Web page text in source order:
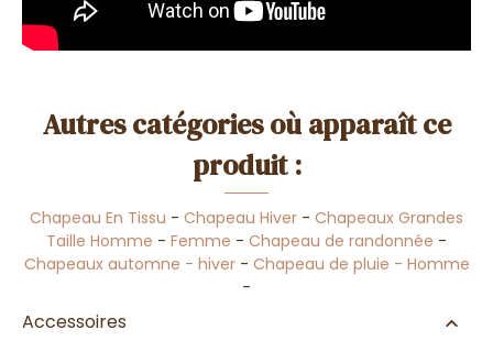
Autres catégories où apparaît ce
produit :
Chapeau En Tissu - Chapeau Hiver - Chapeaux Grandes
Taille Homme - Femme - Chapeau de randonnée -
Chapeaux automne - hiver- Chapeau de pluie - Homme
-
Accessoires